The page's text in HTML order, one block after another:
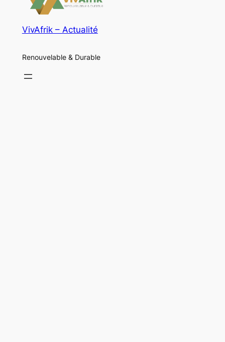
VivAfrik – Actualité
Renouvelable & Durable